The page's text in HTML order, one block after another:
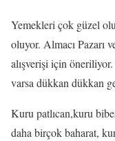
Yemekleri çok güzel
oluyor. Almacı Pazarı
alışverişi için
varsa dükkan dükkan
Kuru patlıcan,kuru
daha birçok baharat,